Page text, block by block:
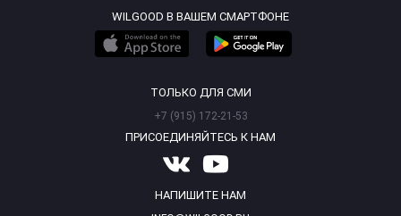
WILGOOD В ВАШЕМ СМАРТФОНЕ
ТОЛЬКО ДЛЯ СМИ
+7 (915) 172-21-53
ПРИСОЕДИНЯЙТЕСЬ К НАМ
НАПИШИТЕ НАМ